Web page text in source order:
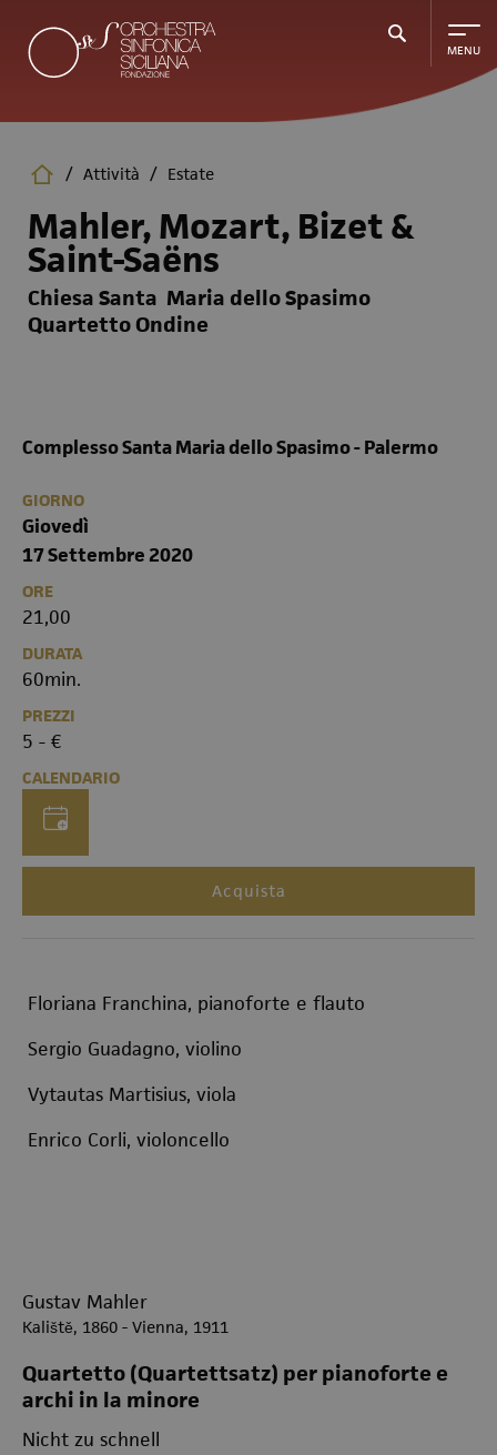
contenuto
principale
/ Attività / Estate
Mahler, Mozart, Bizet &
Saint-Saëns
Chiesa Santa Maria dello Spasimo
Quartetto Ondine
Complesso Santa Maria dello Spasimo - Palermo
GIORNO
Giovedì
17 Settembre 2020
ORE
21,00
DURATA
60min.
PREZZI
5 - €
CALENDARIO
Acquista
Floriana Franchina, pianoforte e flauto
Sergio Guadagno, violino
Vytautas Martisius, viola
Enrico Corli, violoncello
Gustav Mahler
Kaliště, 1860 - Vienna, 1911
Quartetto (Quartettsatz) per pianoforte e
archi in la minore
Nicht zu schnell